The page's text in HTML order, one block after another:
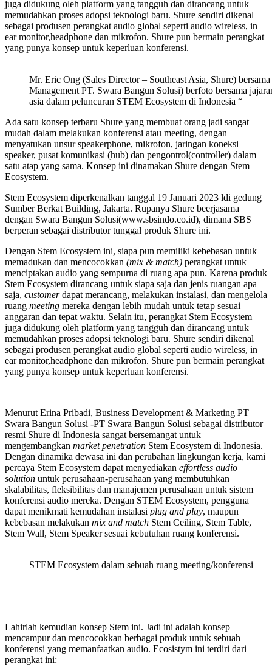
juga didukung oleh platform yang tangguh dan dirancang untuk
memudahkan proses adopsi teknologi baru. Shure sendiri dikenal
sebagai produsen perangkat audio global seperti audio wireless, in
ear monitor,headphone dan mikrofon. Shure pun bermain perangkat
yang punya konsep untuk keperluan konferensi.
Mr. Eric Ong (Sales Director – Southeast Asia, Shure)
Management PT. Swara Bangun Solusi) berfoto bersama
asia dalam peluncuran STEM Ecosystem di Indonesia “
Ada satu konsep terbaru Shure yang membuat orang jadi sangat
mudah dalam melakukan konferensi atau meeting, dengan
menyatukan unsur speakerphone, mikrofon, jaringan koneksi
speaker, pusat komunikasi (hub) dan pengontrol(controller) dalam
satu atap yang sama. Konsep ini dinamakan Shure dengan Stem
Ecosystem.
Stem Ecosystem diperkenalkan tanggal 19 Januari 2023 ldi gedung
Sumber Berkat Building, Jakarta. Rupanya Shure beerjasama
dengan Swara Bangun Solusi(www.sbsindo.co.id), dimana SBS
berperan sebagai distributor tunggal produk Shure ini.
Dengan Stem Ecosystem ini, siapa pun memiliki kebebasan untuk
memadukan dan mencocokkan (mix & match) perangkat untuk
menciptakan audio yang sempurna di ruang apa pun. Karena produk
Stem Ecosystem dirancang untuk siapa saja dan jenis ruangan apa
saja, customerdapat merancang, melakukan instalasi, dan mengelola
ruang meeting mereka dengan lebih mudah untuk tetap sesuai
anggaran dan tepat waktu. Selain itu, perangkat Stem Ecosystem
juga didukung oleh platform yang tangguh dan dirancang untuk
memudahkan proses adopsi teknologi baru. Shure sendiri dikenal
sebagai produsen perangkat audio global seperti audio wireless, in
ear monitor,headphone dan mikrofon. Shure pun bermain perangkat
yang punya konsep untuk keperluan konferensi.
Menurut Erina Pribadi, Business Development & Marketing PT
Swara Bangun Solusi -PT Swara Bangun Solusi sebagai distributor
resmi Shure di Indonesia sangat bersemangat untuk
mengembangkan market penetration Stem Ecosystem di Indonesia.
Dengan dinamika dewasa ini dan perubahan lingkungan kerja, kami
percaya Stem Ecosystem dapat menyediakan effortless audio
solution untuk perusahaan-perusahaan yang membutuhkan
skalabilitas, fleksibilitas dan manajemen perusahaan untuk sistem
konferensi audio mereka. Dengan STEM Ecosystem, pengguna
dapat menikmati kemudahan instalasi plug and play, maupun
kebebasan melakukan mix and match Stem Ceiling, Stem Table,
Stem Wall, Stem Speaker sesuai kebutuhan ruang konferensi.
STEM Ecosystem dalam sebuah ruang meeting/konferensi
Lahirlah kemudian konsep Stem ini. Jadi ini adalah konsep
mencampur dan mencocokkan berbagai produk untuk sebuah
konferensi yang memanfaatkan audio. Ecosistym ini terdiri dari
perangkat ini: